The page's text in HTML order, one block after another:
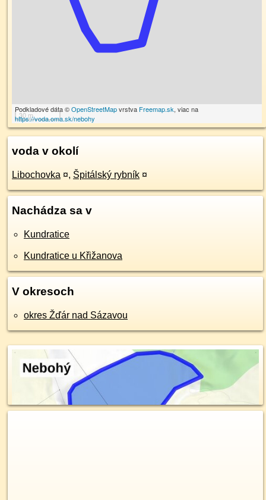
30 m
Podkladové dáta ©OpenStreetMapvrstva Freemap.sk, viac na
https://voda.oma.sk/nebohy
voda v okolí
Libochovka ¤, Špitálský rybník ¤
Nachádza sa v
Kundratice
Kundratice u Křižanova
V okresoch
okres Žďár nad Sázavou